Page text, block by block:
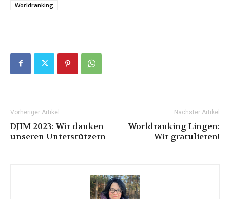
Worldranking
Vorheriger Artikel
DJIM 2023: Wir danken
unseren Unterstützern
Nächster Artikel
Worldranking Lingen:
Wir gratulieren!